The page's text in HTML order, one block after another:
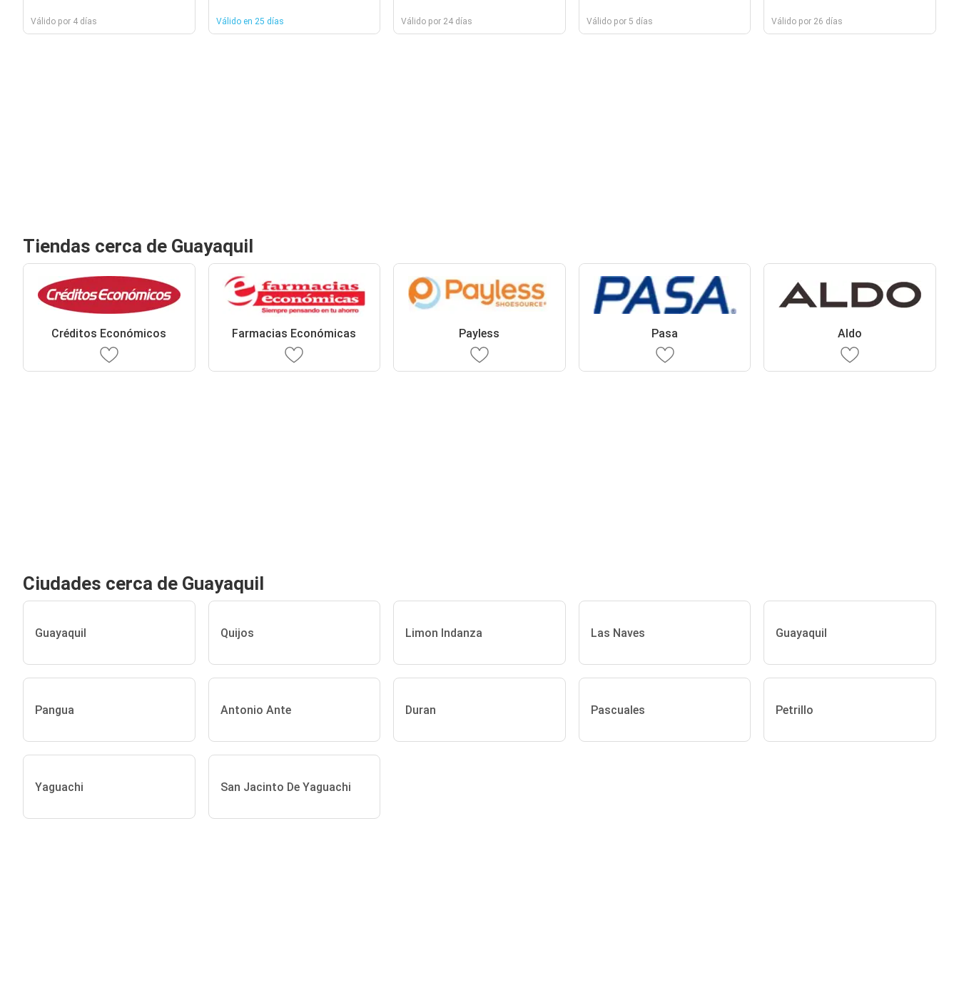
Válido por 4 días Válido en 25 días Válido por 24 días Válido por 5 días Válido por 26 días
Tiendas cerca de Guayaquil
Créditos Económicos Farmacias Económicas Payless Pasa Aldo
Ciudades cerca de Guayaquil
Guayaquil Quijos Limon Indanza Las Naves Guayaquil
Pangua Antonio Ante Duran Pascuales Petrillo
Yaguachi San Jacinto De Yaguachi